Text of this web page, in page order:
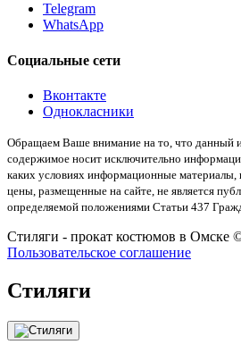
Telegram
WhatsApp
Социальные сети
Вконтакте
Однокласники
Обращаем Ваше внимание на то, что данный
содержимое носит исключительно
каких условиях информационные материалы,
цены, размещенные на сайте, не является
определяемой положениями Статьи 437
Стиляги - прокат костюмов в Омске
Пользовательское соглашение
Стиляги